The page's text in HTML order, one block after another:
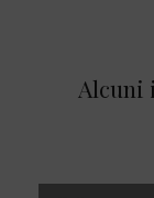
Alcuni